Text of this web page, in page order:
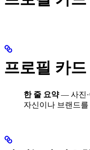
프로필 카드
한 줄 요약— 사진·
자신이나 브랜드